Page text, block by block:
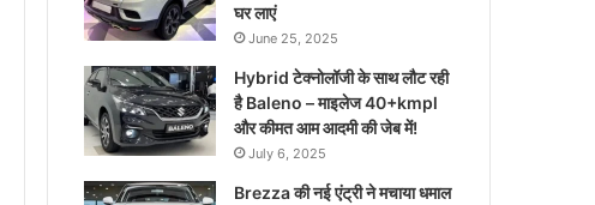
घर लाएं
June 25, 2025
Hybrid टेक्नोलॉजी के साथ लौट रही
है Baleno – माइलेज 40+kmpl
और कीमत आम आदमी की जेब में!
July 6, 2025
Brezza की नई एंट्री ने मचाया धमाल